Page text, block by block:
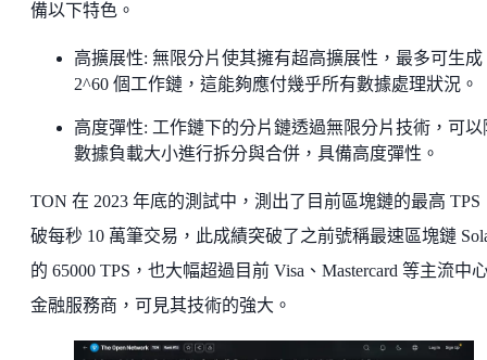
備以下特色。
高擴展性: 無限分片使其擁有超高擴展性，最多可生成
2^60 個工作鏈，這能夠應付幾乎所有數據處理狀況。
高度彈性: 工作鏈下的分片鏈透過無限分片技術，可以
數據負載大小進行拆分與合併，具備高度彈性。
TON 在 2023 年底的測試中，測出了目前區塊鏈的最高 TPS
破每秒 10 萬筆交易，此成績突破了之前號稱最速區塊鏈
的 65000 TPS，也大幅超過目前 Visa、Mastercard 等主流中
金融服務商，可見其技術的強大。